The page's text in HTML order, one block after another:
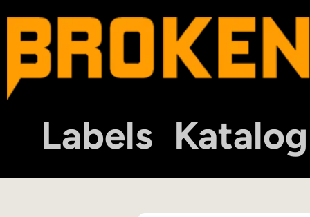
Labels Katalog